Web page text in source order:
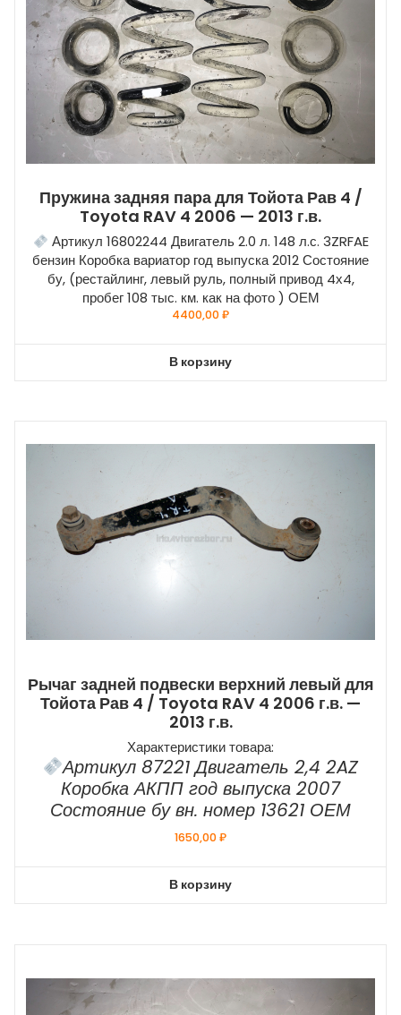
Пружина задняя пара для Тойота Рав 4 /
Toyota RAV 4 2006 — 2013 г.в.
Артикул 16802244 Двигатель 2.0 л. 148 л.с. 3ZRFAE
бензин Коробка вариатор год выпуска 2012 Состояние
бу, (рестайлинг, левый руль, полный привод 4х4,
пробег 108 тыс. км. как на фото ) ОЕМ
4400,00₽
В корзину
Рычаг задней подвески верхний левый для
Тойота Рав 4 / Toyota RAV 4 2006 г.в. —
2013 г.в.
Характеристики товара:
Артикул 87221 Двигатель 2,4 2AZ
Коробка АКПП год выпуска 2007
Состояние бу вн. номер 13621 ОЕМ
1650,00₽
В корзину